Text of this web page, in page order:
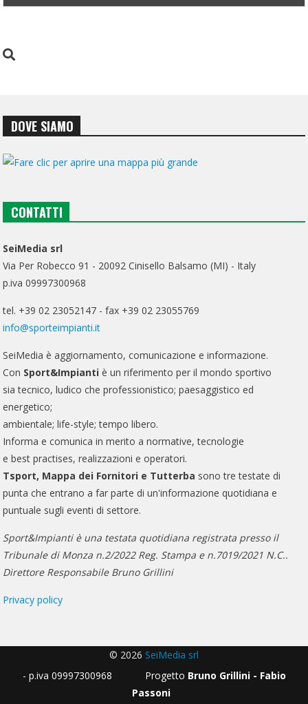
DOVE SIAMO
CONTATTI
SeiMedia srl
Via Per Robecco 91 - 20092 Cinisello Balsamo (MI) - Italy
p.iva 09997300968
tel. +39 02 23052147 - fax +39 02 23055769
info@sporteimpianti.it
SeiMedia è aggiornamento, comunicazione e informazione.
Con Sport&Impianti è un riferimento per il mondo sportivo
sia tecnico, ludico che professionistico; paesaggistico ed
energetico;
ambientale; life-style; tempo libero.
Informa e comunica in merito a normative, tecnologie
e best practises, realizzazioni e operatori.
Tsport, Mappa dei Fornitori e Tutterba sono tre testate di
punta che entrano a far parte di un'informazione quotidiana e
puntuale sugli eventi di settore.
Sport&Impianti è una testata quotidiana registrata presso il
Tribunale di Monza n.2/2022 Reg. Stampa e n.7019/2021 N.C..
Direttore Responsabile Bruno Grillini
Privacy policy
© 2026 SeiMedia srl
- p.iva 09997300968 Progetto Bruno Grillini - Fabio
Passoni